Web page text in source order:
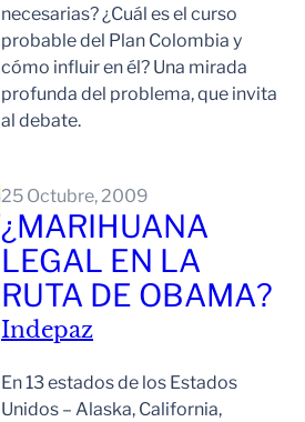
necesarias? ¿Cuál es el curso
probable del Plan Colombia y
cómo influir en él? Una mirada
profunda del problema, que invita
al debate.
25 Octubre, 2009
¿MARIHUANA
LEGAL EN LA
RUTA DE OBAMA?
Indepaz
En 13 estados de los Estados
Unidos – Alaska, California,